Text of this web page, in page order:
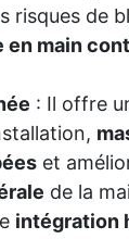
risques de
en main
: Il offre
et
de la
intégration